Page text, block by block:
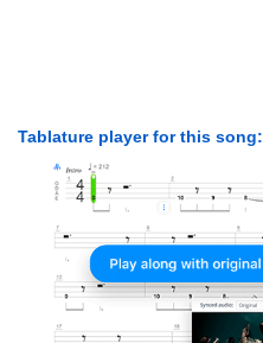
Tablature player for this song: